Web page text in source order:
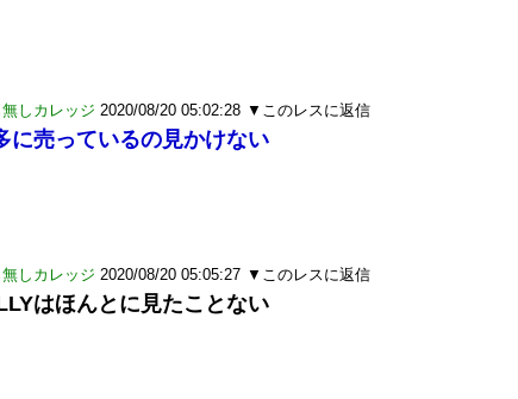
しカレッジ 2020/08/20 05:02:28 ▼このレスに返信
に売っているの見かけない
しカレッジ 2020/08/20 05:05:27 ▼このレスに返信
はほんとに見たことない